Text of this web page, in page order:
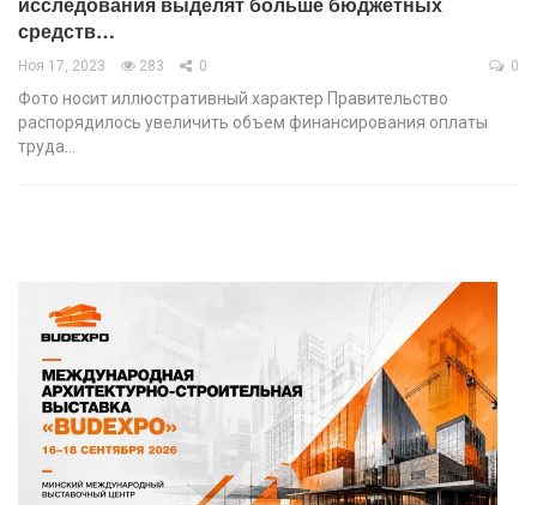
средств…
Ноя 17, 2023 283 0 0
Фото носит иллюстративный характер Правительство
распорядилось увеличить объем финансирования оплаты
труда…